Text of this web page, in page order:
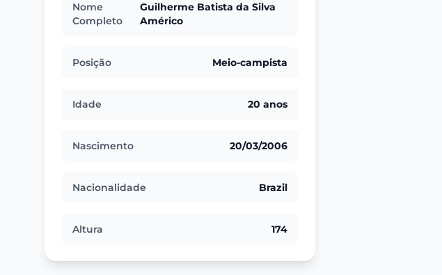
Nome
Completo
Guilherme Batista da Silva
Américo
Posição Meio-campista
Idade 20 anos
Nascimento 20/03/2006
Nacionalidade Brazil
Altura 174